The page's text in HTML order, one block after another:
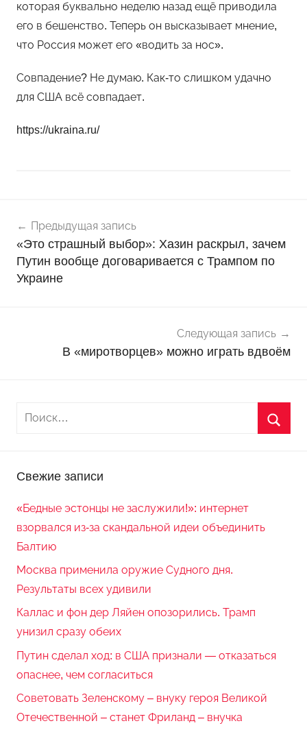
которая буквально неделю назад ещё приводила
его в бешенство. Теперь он высказывает мнение,
что Россия может его «водить за нос».
Совпадение? Не думаю. Как-то слишком удачно
для США всё совпадает.
https://ukraina.ru/
о
в
о
с
по
записям
Предыдущая запись
«Это страшный выбор»: Хазин раскрыл, зачем
Путин вообще договаривается с Трампом по
Украине
Следующая запись
В «миротворцев» можно играть вдвоём
Свежие записи
«Бедные эстонцы не заслужили!»: интернет
взорвался из-за скандальной идеи объединить
Балтию
Москва применила оружие Судного дня.
Результаты всех удивили
Каллас и фон дер Ляйен опозорились. Трамп
унизил сразу обеих
Путин сделал ход: в США признали — отказаться
опаснее, чем согласиться
Советовать Зеленскому – внуку героя Великой
Отечественной – станет Фриланд – внучка